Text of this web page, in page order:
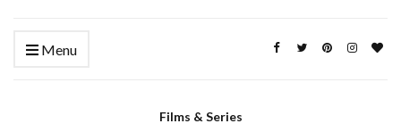
Menu
Films & Series